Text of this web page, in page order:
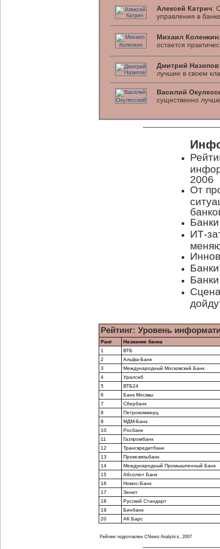
Алексей Катрич:
управления в
Михаил Коленкин
остается
Дмитрий Назипов
лучшие в своем
Василий
существенно
2006
От
ИТ-
Рейтинг: Уровень
Ранг
Название банка
1
ВТБ
2
Альфа-Банк
3
Международный Московский Банк
4
Уралсиб
5
ВТБ24
6
Банк Москвы
7
Сбербанк
8
Петрокоммерц
9
МДМ-Банк
10
Росбанк
11
Газпромбанк
12
Транскредитбанк
13
Промсвязьбанк
14
Международный Промышленный Банк
15
Абсолют Банк
16
Номос-Банк
17
Зенит
18
Русский Стандарт
19
Бинбанк
20
АК Барс
Рейтинг подготовлен CNews Analytics, 2007